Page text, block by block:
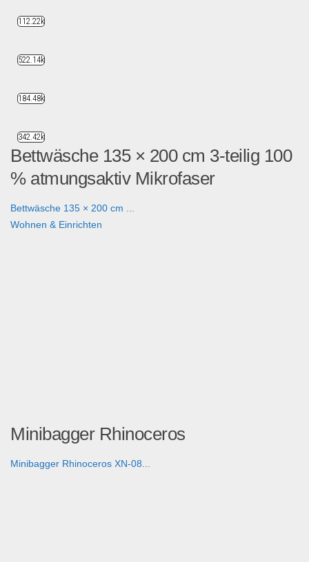
Bettwäsche 135 × 200 cm 3-teilig 100
% atmungsaktiv Mikrofaser
Bettwäsche 135 × 200 cm ...
Wohnen & Einrichten
Minibagger Rhinoceros
Minibagger Rhinoceros XN-08...
112.22k
522.14k
184.48k
342.42k